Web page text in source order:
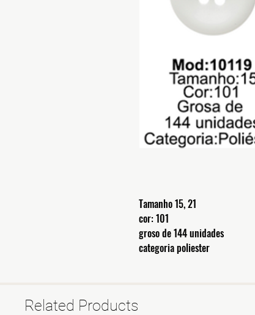
Tamanho 15, 21
cor: 101
groso de 144 unidades
categoria poliester
Related Products